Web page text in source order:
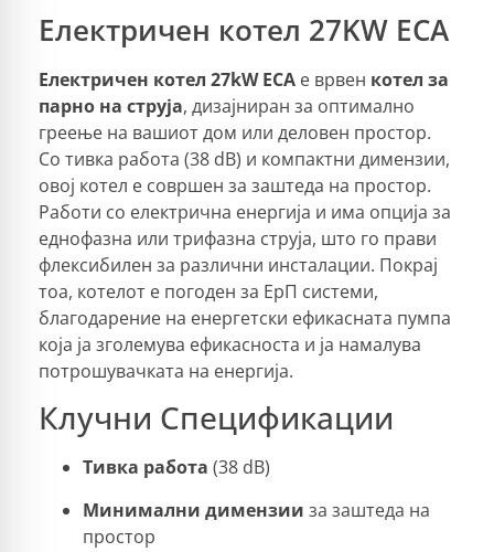
Електричен котел 27KW ECA
Електричен котел 27kW ECA е врвен котел за
парно на струја, дизајниран за оптимално
греење на вашиот дом или деловен простор.
Со тивка работа (38 dB) и компактни димензии,
овој котел е совршен за заштеда на простор.
Работи со електрична енергија и има опција за
еднофазна или трифазна струја, што го прави
флексибилен за различни инсталации. Покрај
тоа, котелот е погоден за ЕрП системи,
благодарение на енергетски ефикасната пумпа
која ја зголемува ефикасноста и ја намалува
потрошувачката на енергија.
Клучни Спецификации
Тивка работа (38 dB)
Минимални димензии за заштеда на
простор